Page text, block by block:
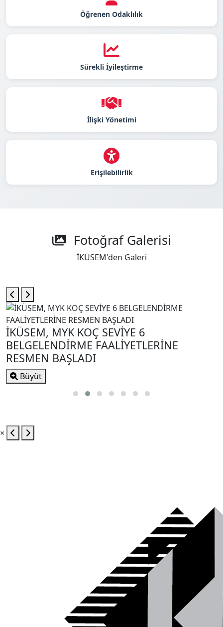
Öğrenen Odaklılık
Sürekli İyileştirme
İlişki Yönetimi
Erişilebilirlik
Fotoğraf Galerisi
İKÜSEM'den Galeri
İKÜSEM, MYK KOÇ SEVİYE 6
BELGELENDİRME FAALİYETLERİNE
RESMEN BAŞLADI
Büyüt
×